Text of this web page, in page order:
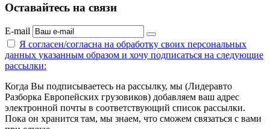
Оставайтесь на связи
E-mail
Я согласен/согласна на обработку своих персональных
данных указанным образом и хочу подписаться на следующие
рассылки:
Когда Вы подписываетесь на рассылку, мы (Лидеравто
Разборка Европейских грузовиков) добавляем ваш адрес
электронной почты в соответствующий список рассылки.
Пока он хранится там, мы знаем, что сможем связаться с вами